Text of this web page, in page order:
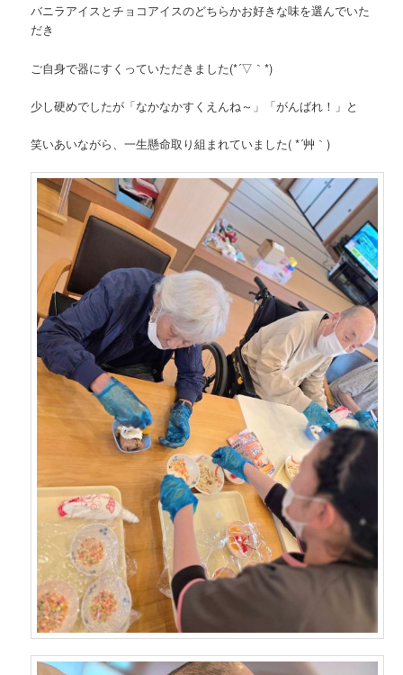
バニラアイスとチョコアイスのどちらかお好きな味を選んでいた
だき
ご自身で器にすくっていただきました(*´▽｀*)
少し硬めでしたが「なかなかすくえんね～」「がんばれ！」と
笑いあいながら、一生懸命取り組まれていました( *´艸｀)